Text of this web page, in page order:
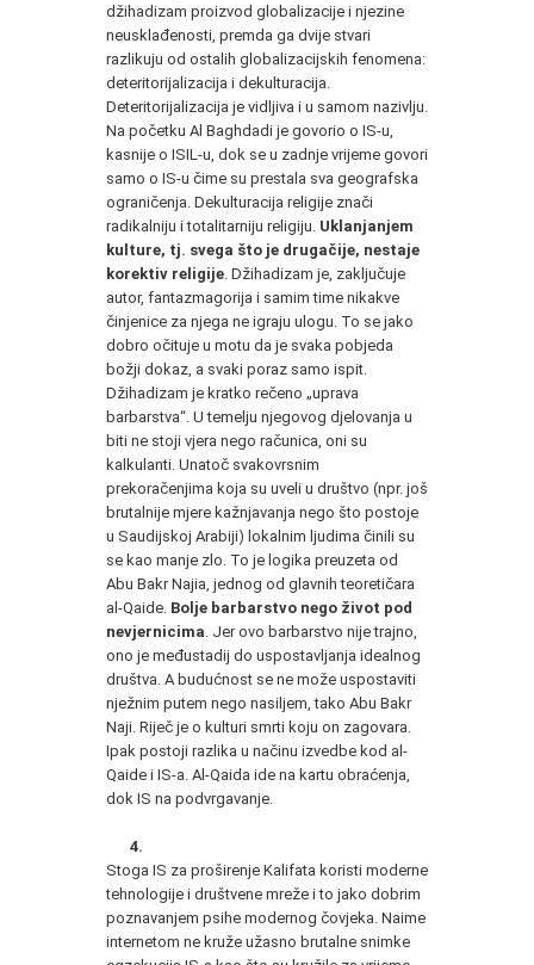
džihadizam proizvod globalizacije i njezine
neusklađenosti, premda ga dvije stvari
razlikuju od ostalih globalizacijskih fenomena:
deteritorijalizacija i dekulturacija.
Deteritorijalizacija je vidljiva i u samom nazivlju.
Na početku Al Baghdadi je govorio o IS-u,
kasnije o ISIL-u, dok se u zadnje vrijeme govori
samo o IS-u čime su prestala sva geografska
ograničenja. Dekulturacija religije znači
radikalniju i totalitarniju religiju. Uklanjanjem
kulture, tj. svega što je drugačije, nestaje
korektiv religije . Džihadizam je, zaključuje
autor, fantazmagorija i samim time nikakve
činjenice za njega ne igraju ulogu. To se jako
dobro očituje u motu da je svaka pobjeda
božji dokaz, a svaki poraz samo ispit.
Džihadizam je kratko rečeno „uprava
barbarstva“. U temelju njegovog djelovanja u
biti ne stoji vjera nego računica, oni su
kalkulanti. Unatoč svakovrsnim
prekoračenjima koja su uveli u društvo (npr. još
brutalnije mjere kažnjavanja nego što postoje
u Saudijskoj Arabiji) lokalnim ljudima činili su
se kao manje zlo. To je logika preuzeta od
Abu Bakr Najia, jednog od glavnih teoretičara
al-Qaide. Bolje barbarstvo nego život pod
nevjernicima . Jer ovo barbarstvo nije trajno,
ono je međustadij do uspostavljanja idealnog
društva. A budućnost se ne može uspostaviti
nježnim putem nego nasiljem, tako Abu Bakr
Naji. Riječ je o kulturi smrti koju on zagovara.
Ipak postoji razlika u načinu izvedbe kod al-
Qaide i IS-a. Al-Qaida ide na kartu obraćenja,
dok IS na podvrgavanje.
4.
Stoga IS za proširenje Kalifata koristi moderne
tehnologije i društvene mreže i to jako dobrim
poznavanjem psihe modernog čovjeka. Naime
internetom ne kruže užasno brutalne snimke